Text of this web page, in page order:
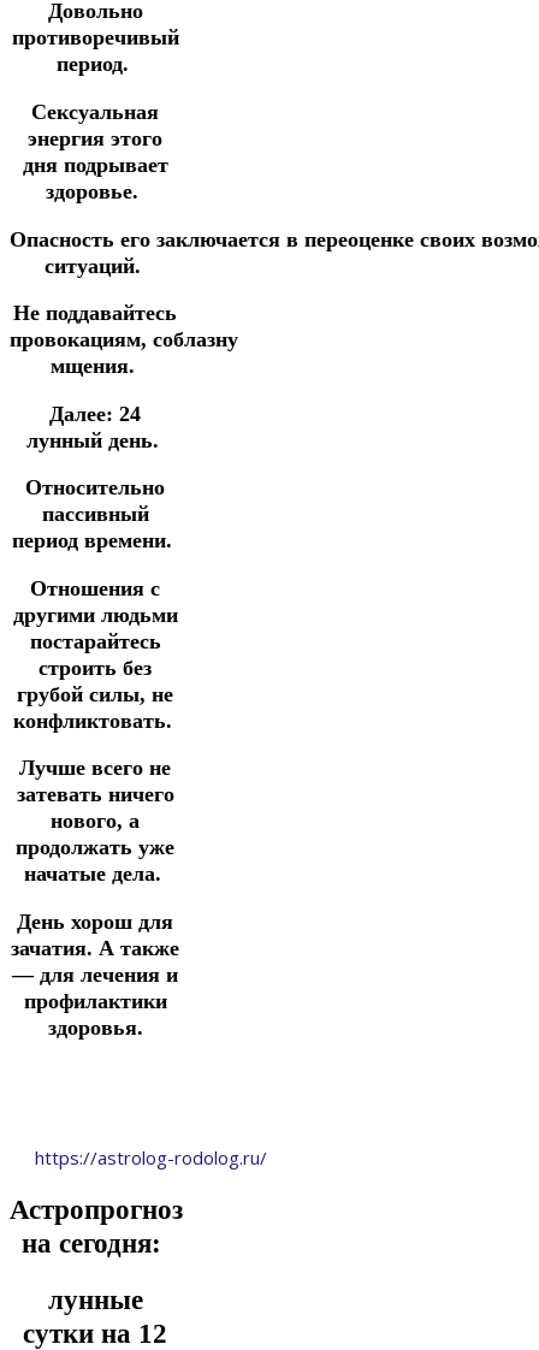
Довольно
противоречивый
период.
Сексуальная
энергия этого
дня подрывает
здоровье.
Опасность его заключается в переоценке своих
ситуаций.
Не поддавайтесь
провокациям, соблазну
мщения.
Далее: 24
лунный день.
Относительно
пассивный
период времени.
Отношения с
другими людьми
постарайтесь
строить без
грубой силы, не
конфликтовать.
Лучше всего не
затевать ничего
нового, а
продолжать уже
начатые дела.
День хорош для
зачатия. А также
— для лечения и
профилактики
здоровья.
https://astrolog-rodolog.ru/
Астропрогноз
на сегодня:
лунные
сутки на 12